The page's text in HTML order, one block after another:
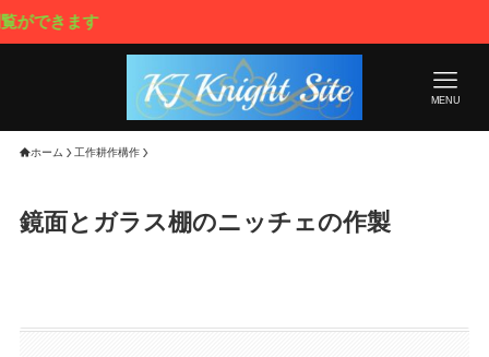
MENU
ホーム 工作耕作構作
鏡面とガラス棚のニッチェの作製